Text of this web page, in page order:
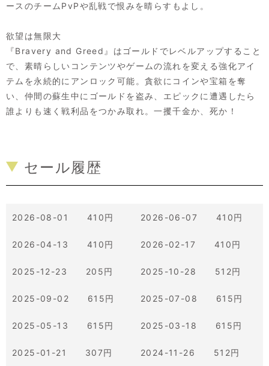
ースのチームPvPや乱戦で恨みを晴らすもよし。
欲望は無限大
『Bravery and Greed』はゴールドでレベルアップすること
で、素晴らしいコンテンツやゲームの流れを変える強化アイ
テムを永続的にアンロック可能。貪欲にコインや宝箱を奪
い、仲間の蘇生中にゴールドを盗み、エピックに遭遇したら
誰よりも速く戦利品をつかみ取れ。一攫千金か、死か！
セール履歴
2026-08-01 410円 2026-06-07 410円
2026-04-13 410円 2026-02-17 410円
2025-12-23 205円 2025-10-28 512円
2025-09-02 615円 2025-07-08 615円
2025-05-13 615円 2025-03-18 615円
2025-01-21 307円 2024-11-26 512円